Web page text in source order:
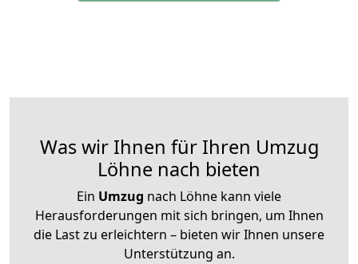
Was wir Ihnen für Ihren Umzug
Löhne nach bieten
Ein Umzug nach Löhne kann viele
Herausforderungen mit sich bringen, um Ihnen
die Last zu erleichtern – bieten wir Ihnen unsere
Unterstützung an.